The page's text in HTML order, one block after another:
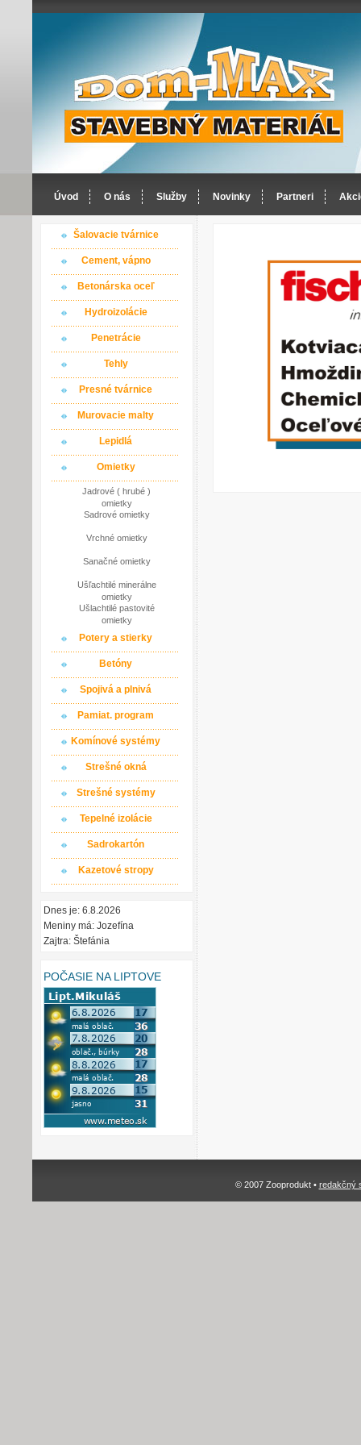
Úvod O nás Služby Novinky Partneri
Šalovacie tvárnice
Cement, vápno
Betonárska oceľ
Hydroizolácie
Penetrácie
Tehly
Presné tvárnice
Murovacie malty
Lepidlá
Omietky
Jadrové ( hrubé )
omietky
Sadrové omietky
Vrchné omietky
Sanačné omietky
Ušľachtilé minerálne
omietky
Ušlachtilé pastovité
omietky
Potery a stierky
Betóny
Spojivá a plnivá
Pamiat. program
Komínové systémy
Strešné okná
Strešné systémy
Tepelné izolácie
Sadrokartón
Kazetové stropy
Dnes je: 6.8.2026
Meniny má: Jozefína
Zajtra: Štefánia
POČASIE NA LIPTOVE
© 2007 Zooprodukt • redakčný